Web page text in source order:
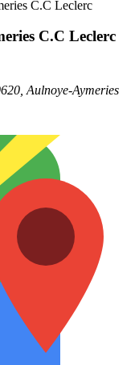
C.C Leclerc
Aulnoye-Aymeries